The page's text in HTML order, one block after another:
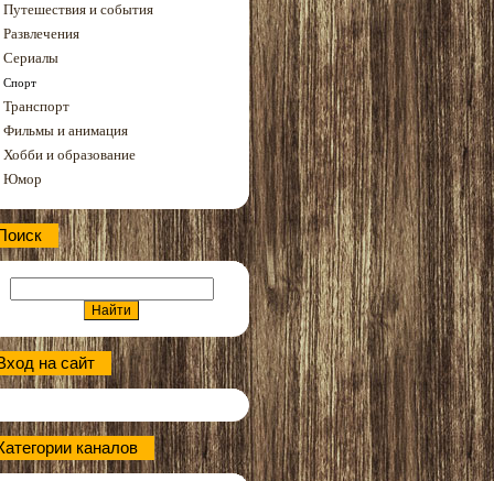
Путешествия и события
Развлечения
Сериалы
Спорт
Транспорт
Фильмы и анимация
Хобби и образование
Юмор
на сайт
каналов